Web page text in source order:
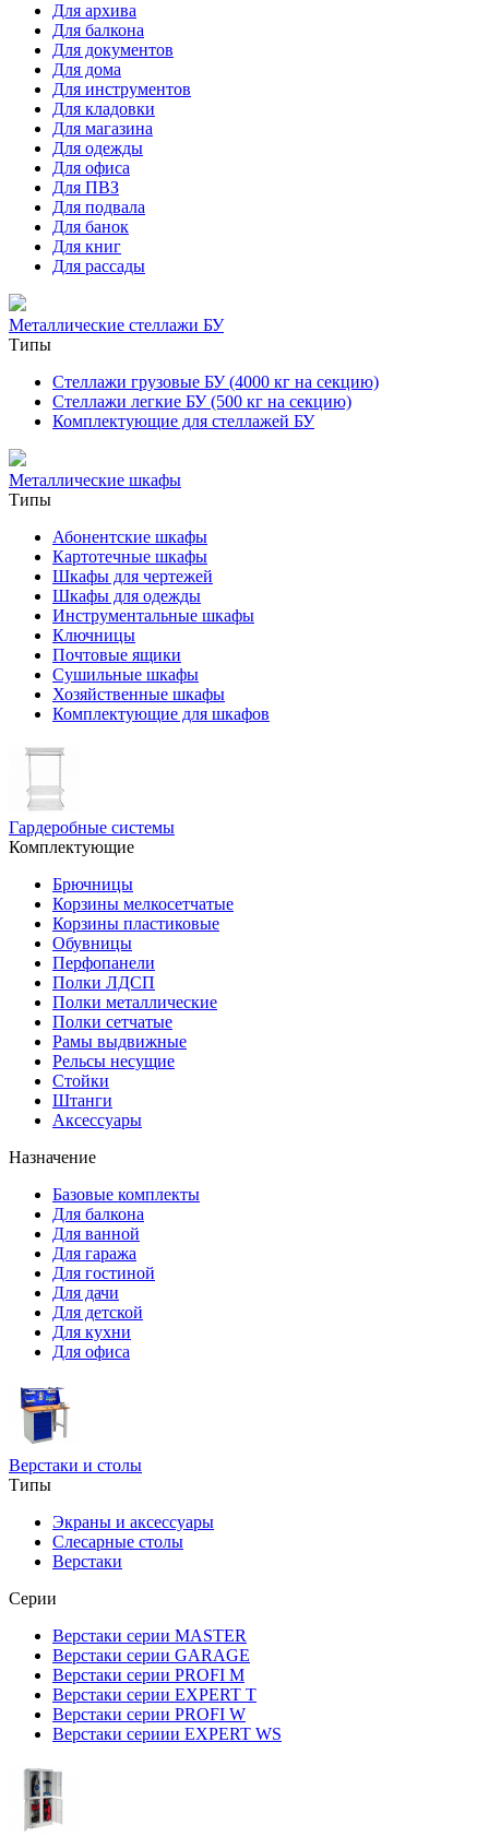
Для архива
Для балкона
Для документов
Для дома
Для инструментов
Для кладовки
Для магазина
Для одежды
Для офиса
Для ПВЗ
Для подвала
Для банок
Для книг
Для рассады
Металлические стеллажи БУ
Типы
Стеллажи грузовые БУ (4000 кг на секцию)
Стеллажи легкие БУ (500 кг на секцию)
Комплектующие для стеллажей БУ
Металлические шкафы
Типы
Абонентские шкафы
Картотечные шкафы
Шкафы для чертежей
Шкафы для одежды
Инструментальные шкафы
Ключницы
Почтовые ящики
Сушильные шкафы
Хозяйственные шкафы
Комплектующие для шкафов
Гардеробные системы
Комплектующие
Брючницы
Корзины мелкосетчатые
Корзины пластиковые
Обувницы
Перфопанели
Полки ЛДСП
Полки металлические
Полки сетчатые
Рамы выдвижные
Рельсы несущие
Стойки
Штанги
Аксессуары
Назначение
Базовые комплекты
Для балкона
Для ванной
Для гаража
Для гостиной
Для дачи
Для детской
Для кухни
Для офиса
Верстаки и столы
Типы
Экраны и аксессуары
Слесарные столы
Верстаки
Серии
Верстаки серии MASTER
Верстаки серии GARAGE
Верстаки серии PROFI M
Верстаки серии EXPERT T
Верстаки серии PROFI W
Верстаки сериии EXPERT WS